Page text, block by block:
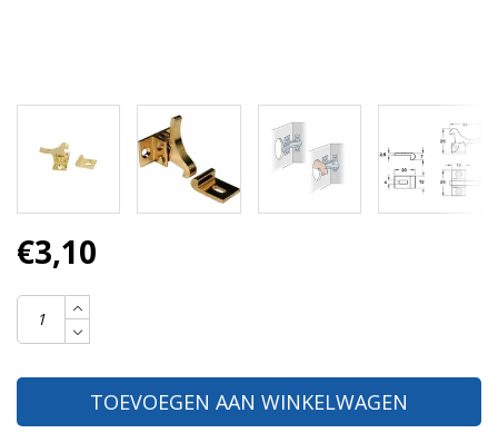
€3,10
TOEVOEGEN AAN WINKELWAGEN